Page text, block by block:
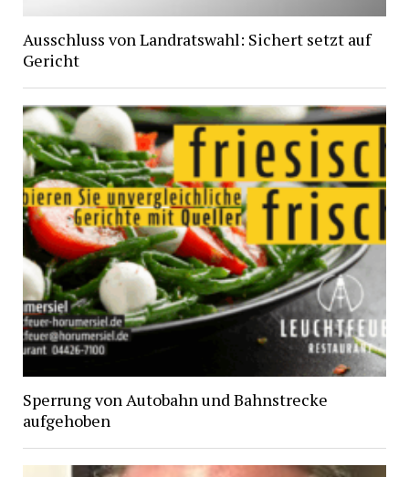
Ausschluss von Landratswahl: Sichert setzt auf
Gericht
Sperrung von Autobahn und Bahnstrecke
aufgehoben